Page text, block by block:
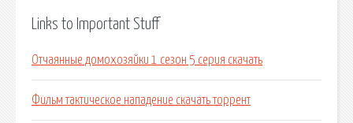
Links to Important Stuff
Отчаянные домохозяйки 1 сезон 5 серия скачать
Фильм тактическое нападение скачать торрент